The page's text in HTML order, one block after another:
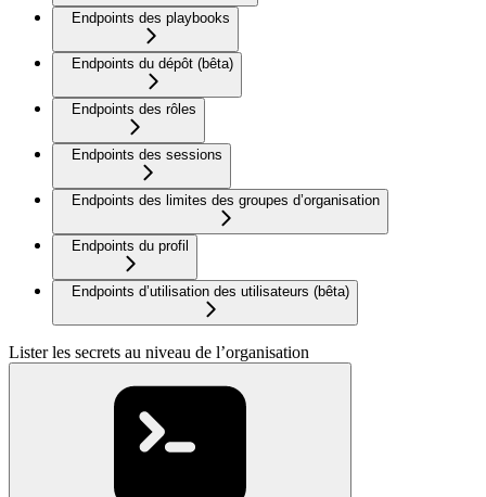
Endpoints des playbooks
Endpoints du dépôt (bêta)
Endpoints des rôles
Endpoints des sessions
Endpoints des limites des groupes d’organisation
Endpoints du profil
Endpoints d’utilisation des utilisateurs (bêta)
Lister les secrets au niveau de l’organisation